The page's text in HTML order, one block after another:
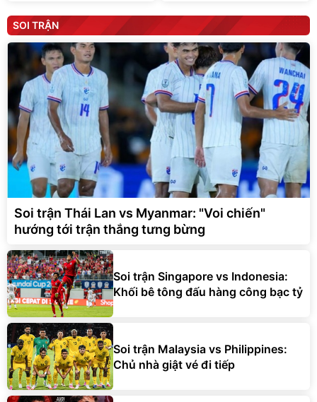
SOI TRẬN
Soi trận Thái Lan vs Myanmar: "Voi chiến"
hướng tới trận thắng tưng bừng
Soi trận Singapore vs Indonesia:
Khối bê tông đấu hàng công bạc tỷ
Soi trận Malaysia vs Philippines:
Chủ nhà giật vé đi tiếp